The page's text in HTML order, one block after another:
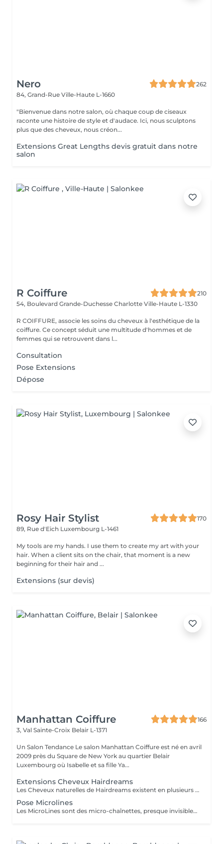
Nero
262
84, Grand-Rue Ville-Haute L-1660
"Bienvenue dans notre salon, où chaque coup de ciseaux
raconte une histoire de style et d'audace. Ici, nous sculptons
plus que des cheveux, nous créon...
Extensions Great Lengths devis gratuit dans notre
salon
R Coiffure
210
54, Boulevard Grande-Duchesse Charlotte Ville-Haute L-1330
R COIFFURE, associe les soins du cheveux à l'esthétique de la
coiffure. Ce concept séduit une multitude d'hommes et de
femmes qui se retrouvent dans l...
Consultation
Pose Extensions
Dépose
Rosy Hair Stylist
170
89, Rue d'Eich Luxembourg L-1461
My tools are my hands. I use them to create my art with your
hair. When a client sits on the chair, that moment is a new
beginning for their hair and ...
Extensions (sur devis)
Manhattan Coiffure
166
3, Val Sainte-Croix Belair L-1371
Un Salon Tendance Le salon Manhattan Coiffure est né en avril
2009 près du Square de New York au quartier Belair
Luxembourg où Isabelle et sa fille Ya...
Extensions Cheveux Hairdreams
Les Cheveux naturelles de Hairdreams existent en plusieurs variétés et qualités Venez au salon pour votre devis gratuit
Pose Microlines
Les MicroLines sont des micro-chaînettes, presque invisibles, sur lesquelles sont noués à la main des cheveux Hairdreams. Une fois la couleur et la structure choisies, elles sont fixées à vos cheveux et s´intègrent discrètement, dans une harmonie parfaite à la chevelure. Les microlines sont disponibles à partir de 1750 Euro